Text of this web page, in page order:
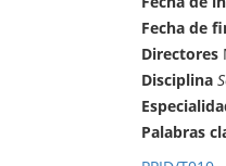
Fecha de
Directores
Disciplina
Palabras